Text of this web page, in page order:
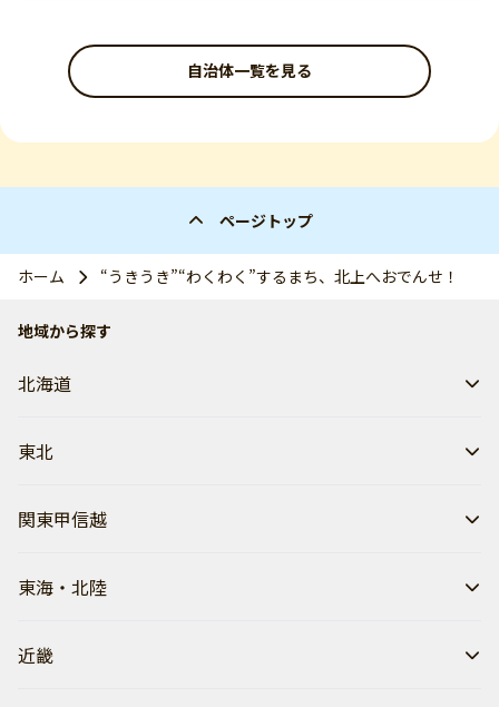
自治体一覧を見る
ページトップ
ホーム “うきうき”“わくわく”するまち、北上へおでんせ！
地域から探す
北海道
東北
関東甲信越
東海・北陸
近畿